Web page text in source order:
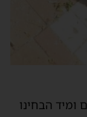
הבחינו